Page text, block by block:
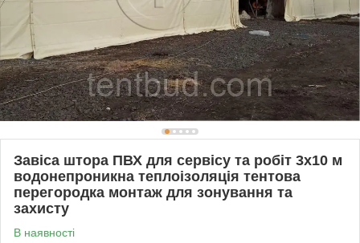
Завіса штора ПВХ для сервісу та робіт 3x10 м
водонепроникна теплоізоляція тентова
перегородка монтаж для зонування та
захисту
В наявності